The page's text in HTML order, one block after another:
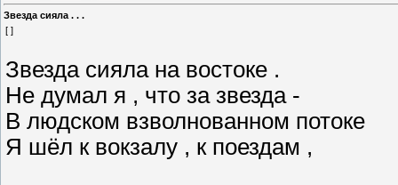
Звезда сияла . . .
[ ]
Звезда сияла на востоке .
Не думал я , что за звезда -
В людском взволнованном потоке
Я шёл к вокзалу , к поездам ,